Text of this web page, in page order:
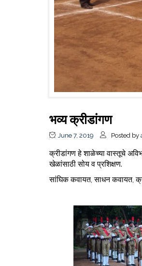
भव्य क्रीडांगण
June 7, 2019 Posted by
क्रीडांगण हे शाळेच्या वास्तूचे
खेळांसाठी सोय व प्रशिक्षण.
सांघिक कवायत, साधन कवायत,